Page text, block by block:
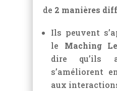
de 2 manières
Ils peuvent
le Maching
dire qu’ils
s’améliorent
aux